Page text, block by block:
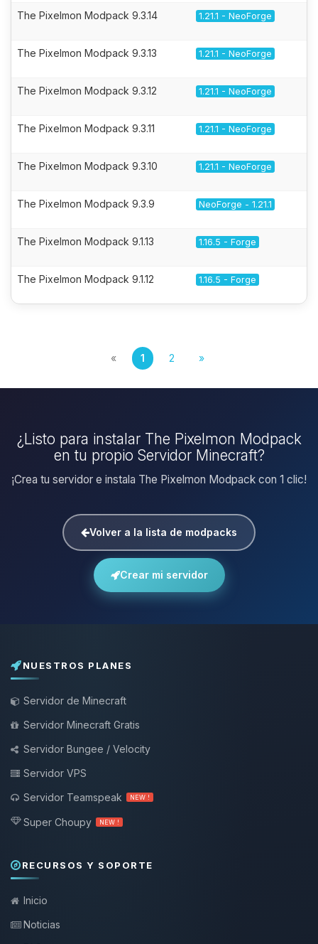
The Pixelmon Modpack 9.3.14 1.21.1 - NeoForge
The Pixelmon Modpack 9.3.13 1.21.1 - NeoForge
The Pixelmon Modpack 9.3.12 1.21.1 - NeoForge
The Pixelmon Modpack 9.3.11 1.21.1 - NeoForge
The Pixelmon Modpack 9.3.10 1.21.1 - NeoForge
The Pixelmon Modpack 9.3.9 NeoForge - 1.21.1
The Pixelmon Modpack 9.1.13 1.16.5 - Forge
The Pixelmon Modpack 9.1.12 1.16.5 - Forge
« 1 2 »
¿Listo para instalar The Pixelmon Modpack
en tu propio Servidor Minecraft?
¡Crea tu servidor e instala The Pixelmon Modpack con 1 clic!
Volver a la lista de modpacks
Crear mi servidor
NUESTROS PLANES
Servidor de Minecraft
Servidor Minecraft Gratis
Servidor Bungee / Velocity
Servidor VPS
Servidor Teamspeak
NEW !
Super Choupy NEW !
RECURSOS Y SOPORTE
Inicio
Noticias